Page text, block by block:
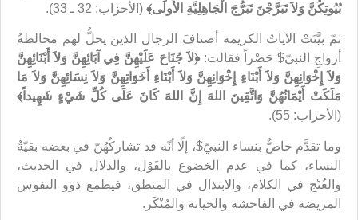
بُيُوتِكُنَّ وَلاَ تَبَرَّجْنَ تَبَرُّجَ الْجَاهِلِيَّةِ الأُولَى﴾ (الأحزاب: 32 ـ 33).
ثمّ بيَّنَتْ الآياتُ الكريمة أصنافَ الرجال الذين يحلُّ لهم مخالطةُ
أزواجِ النبيّ$ حَصْراً فقالت:﴿لاَ جُنَاحَ عَلَيْهِنَّ فِي آبَائِهِنَّ وَلاَ أَبْنَائِهِنَّ
وَلاَ إِخْوَانِهِنَّ وَلاَ أَبْنَاءِ إِخْوَانِهِنَّ وَلاَ أَبْنَاءِ أَخَوَاتِهِنَّ وَلاَ نِسَائِهِنَّ وَلاَ مَا
مَلَكَتْ أَيْمَانُهُنَّ وَاتَّقِينَ اللهَ إِنَّ اللهَ كَانَ عَلَى كُلِّ شَيْءٍ شَهِيداً﴾
(الأحزاب: 55).
وما تقدَّم خاصٌّ بنساء النبيّ$، إلّا أنّه قد تشاركُهُنّ في بعضه بقيّةُ
النساء، كما في عدم الخضوع بالقَوْل، والدلال في الحديث،
والغُنْج في الكلام، والابتذال في المنطق، فيطمع ذوو النفوس
المريضة في الفاحشة والخيانة والمُنْكَر.